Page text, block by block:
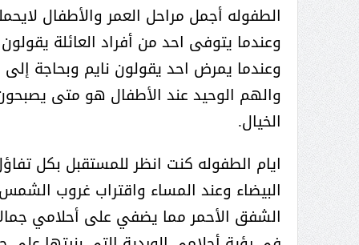
الطفوله أجمل مراحل العمر والأطفال
وعندما يتوفى احد من أفراد العائلة
وعندما يمرض احد يقولون نايم وبحاجة إلى
والهم الوحيد عند الأطفال هو متى
الخيال.
ايام الطفوله كنت انظر للمستقبل بكل
البيضاء وعند المساء واقتراب غروب
الشفق الأحمر مما يضفي على أحلامي